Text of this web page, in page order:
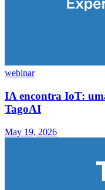
webinar
IA encontra IoT:
TagoAI
May 19, 2026